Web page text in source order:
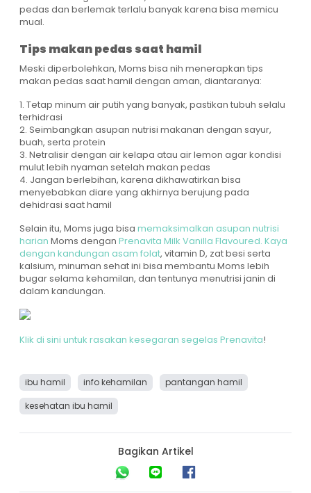
pedas dan berlemak terlalu banyak karena bisa memicu
mual.
Tips makan pedas saat hamil
Meski diperbolehkan, Moms bisa nih menerapkan tips
makan pedas saat hamil dengan aman, diantaranya:
1. Tetap minum air putih yang banyak, pastikan tubuh selalu
terhidrasi
2. Seimbangkan asupan nutrisi makanan dengan sayur,
buah, serta protein
3. Netralisir dengan air kelapa atau air lemon agar kondisi
mulut lebih nyaman setelah makan pedas
4. Jangan berlebihan, karena dikhawatirkan bisa
menyebabkan diare yang akhirnya berujung pada
dehidrasi saat hamil
Selain itu, Moms juga bisa memaksimalkan asupan nutrisi
harian Moms dengan Prenavita Milk Vanilla Flavoured. Kaya
dengan kandungan asam folat, vitamin D, zat besi serta
kalsium, minuman sehat ini bisa membantu Moms lebih
bugar selama kehamilan, dan tentunya menutrisi janin di
dalam kandungan.
Klik di sini untuk rasakan kesegaran segelas Prenavita!
ibu hamil info kehamilan
pantangan hamil
kesehatan ibu hamil
Bagikan Artikel